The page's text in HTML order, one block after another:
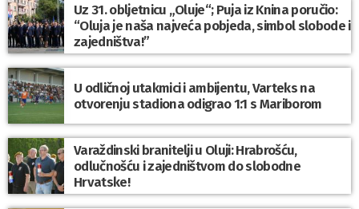
Uz 31. obljetnicu „Oluje“; Puja iz Knina poručio:
“Oluja je naša najveća pobjeda, simbol slobode i
zajedništva!”
U odličnoj utakmici i ambijentu, Varteks na
otvorenju stadiona odigrao 1:1 s Mariborom
Varaždinski branitelji u Oluji: Hrabrošću,
odlučnošću i zajedništvom do slobodne
Hrvatske!